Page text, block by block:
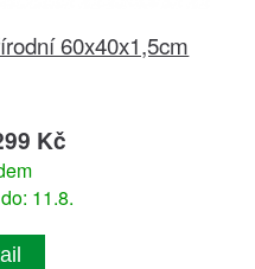
60x40x1,5cm
Kč
11.8.